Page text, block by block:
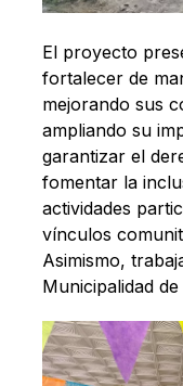
El proyecto
fortalecer de
mejorando sus
ampliando su
garantizar el
fomentar la
actividades
vínculos
Asimismo,
Municipalidad